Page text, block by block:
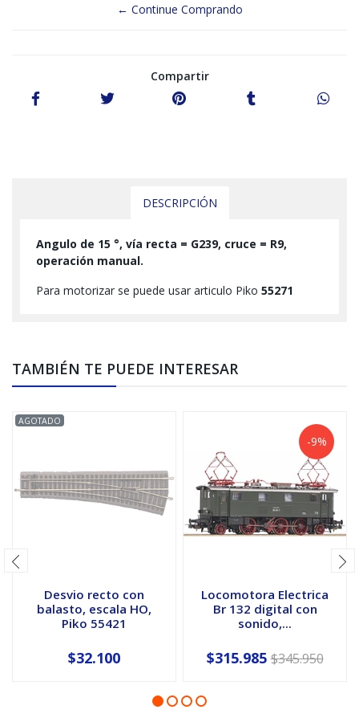
← Continue Comprando
Compartir
DESCRIPCIÓN
Angulo de 15 °, vía recta = G239, cruce = R9,
operación manual.
Para motorizar se puede usar articulo Piko 55271
TAMBIÉN TE PUEDE INTERESAR
AGOTADO
Desvio recto con
balasto, escala HO,
Piko 55421
$32.100
-9%
Locomotora Electrica
Br 132 digital con
sonido,...
$315.985 $345.950